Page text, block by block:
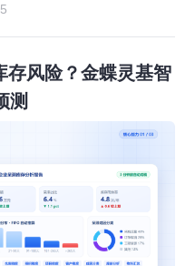
存风险？金蝶灵基智
测